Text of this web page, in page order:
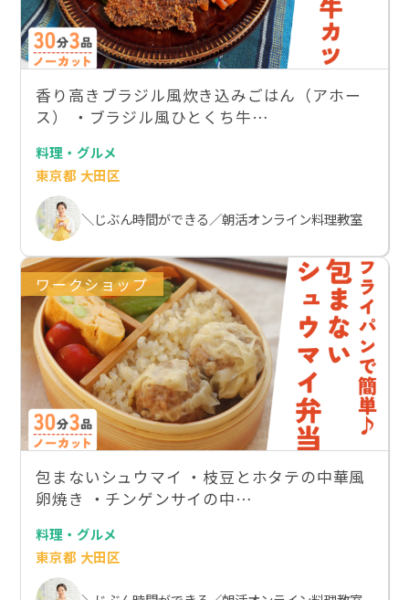
香り高きブラジル風炊き込みごはん（アホー
ス） ・ブラジル風ひとくち牛…
料理・グルメ
東京都 大田区
＼じぶん時間ができる／朝活オンライン料理教室
ワークショップ
包まないシュウマイ ・枝豆とホタテの中華風
卵焼き ・チンゲンサイの中…
料理・グルメ
東京都 大田区